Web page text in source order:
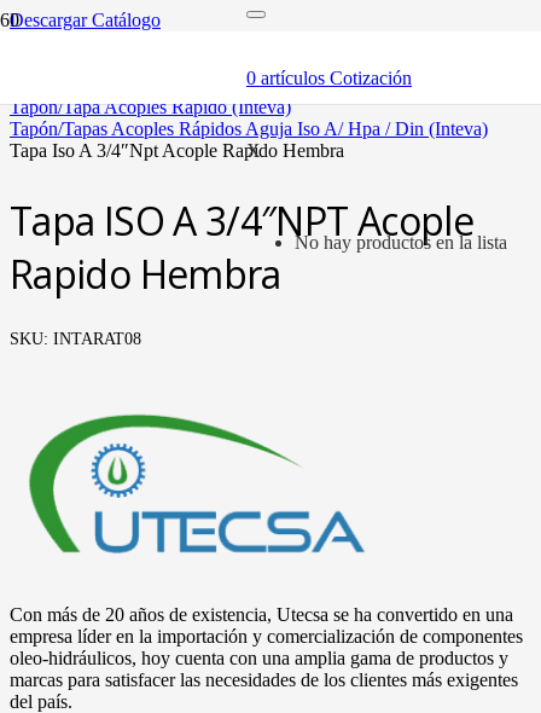
0 artículos Cotización
X
No hay productos en la lista
Descargar Catálogo
tapón/tapa acoples rápido (inteva)
tapón/tapas acoples rápidos aguja iso a/ hpa / din (inteva)
tapa iso a 3/4″npt acople rapido hembra
Tapa ISO A 3/4″NPT Acople
Rapido Hembra
SKU: INTARAT08
Con más de 20 años de existencia, Utecsa se ha convertido en una
empresa líder en la importación y comercialización de componentes
oleo-hidráulicos, hoy cuenta con una amplia gama de productos y
marcas para satisfacer las necesidades de los clientes más exigentes
del país.